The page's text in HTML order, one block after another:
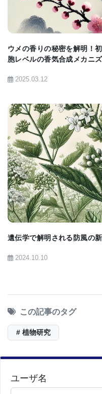
す。動物に出来るこ
と、マーティエンセン
って重要である。
ょう。」マーティエン
温度変化耐性などは
を与えることができる
■原著へのリンクは英
RNAs Key to Plant
ウメの香りの秘密を解明！
胞レベルの香気合成メカニ
2025.03.12
遺伝学で解明される防風の
2024.10.10
この記事のタグ
# 植物研究
ユーザ名